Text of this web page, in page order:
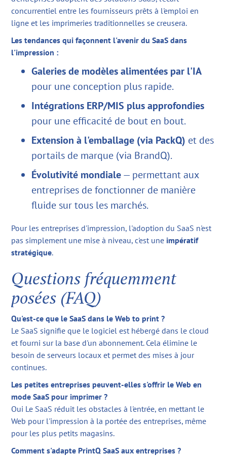
concurrentiel entre les fournisseurs prêts à l'emploi en
ligne et les imprimeries traditionnelles se creusera.
Les tendances qui façonnent l'avenir du SaaS dans
l'impression :
Galeries de modèles alimentées par l'IA
pour une conception plus rapide.
Intégrations ERP/MIS plus approfondies
pour une efficacité de bout en bout.
Extension à l'emballage (via PackQ) et des
portails de marque (via BrandQ).
Évolutivité mondiale— permettant aux
entreprises de fonctionner de manière
fluide sur tous les marchés.
Pour les entreprises d'impression, l'adoption du SaaS n'est
pas simplement une mise à niveau, c'est une impératif
stratégique.
Questions fréquemment
posées (FAQ)
Qu'est-ce que le SaaS dans le Web to print ?
Le SaaS signifie que le logiciel est hébergé dans le cloud
et fourni sur la base d'un abonnement. Cela élimine le
besoin de serveurs locaux et permet des mises à jour
continues.
Les petites entreprises peuvent-elles s'offrir le Web en
mode SaaS pour imprimer ?
Oui Le SaaS réduit les obstacles à l'entrée, en mettant le
Web pour l'impression à la portée des entreprises, même
pour les plus petits magasins.
Comment s'adapte PrintQ SaaS aux entreprises ?